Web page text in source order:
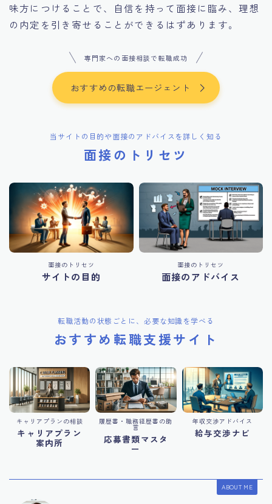
味方につけることで、自信を持って面接に臨み、理想
の内定を引き寄せることができるはずあります。
専門家への面接相談で転職成功
おすすめの転職エージェント
当サイトの目的や面接のアドバイスを詳しく知る
面接のトリセツ
面接のトリセツ
サイトの目的
面接のトリセツ
面接のアドバイス
転職活動の状態ごとに、必要な知識を学べる
おすすめ転職支援サイト
キャリアプランの相談
キャリアプラン
案内所
履歴書・職務経歴書の助
言
応募書類マスタ
ー
年収交渉アドバイス
給与交渉ナビ
ABOUT ME